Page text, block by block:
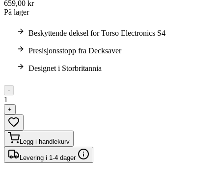
659,00 kr
På lager
Beskyttende deksel for Torso Electronics S4
Presisjonsstopp fra Decksaver
Designet i Storbritannia
-
1
+
Legg i handlekurv
Levering i 1-4 dager